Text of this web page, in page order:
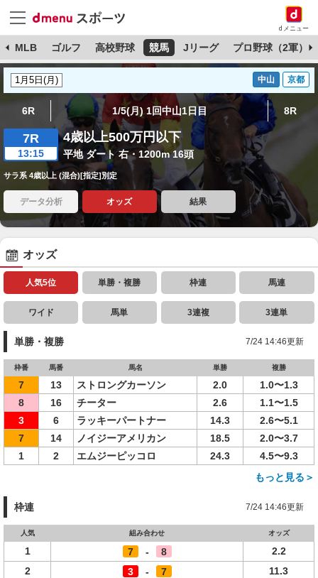
dメニュー
MLB ゴルフ 高校野球 競馬 Jリーグ プロ野球（2軍）
中山 京都
6R 1/5(月) 1回中山1日目 8R
7R
13:15
4歳以上500万円以下
平地 ダート 右・1200m 16頭
サラ系 4歳以上 (混合)[指定]別定
データ分析 オッズ 結果
オッズ
人気5位 単勝・複勝 枠連 馬連
ワイド 馬単 3連複 3連単
単勝・複勝 7/24 14:46更新
枠番 馬番 馬名 単勝 複勝
7 13 ストロングカーソン 2.0
1.0〜1.3
8
16 チーター 2.6
1.1〜1.5
3
6 ラッキーパートナー 14.3
2.6〜5.1
7
14 ノイジーアメリカン 18.5
2.0〜3.7
1
2 エムジーピッコロ 24.3
4.5〜9.3
もっと見る＞
枠連 7/24 14:46更新
人気 組み合わせ オッズ
1 7 - 8
2.2
2
3 - 7
11.3